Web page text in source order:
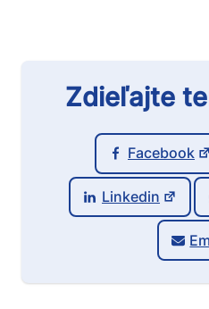
Zdieľajte
Facebook
Linkedin